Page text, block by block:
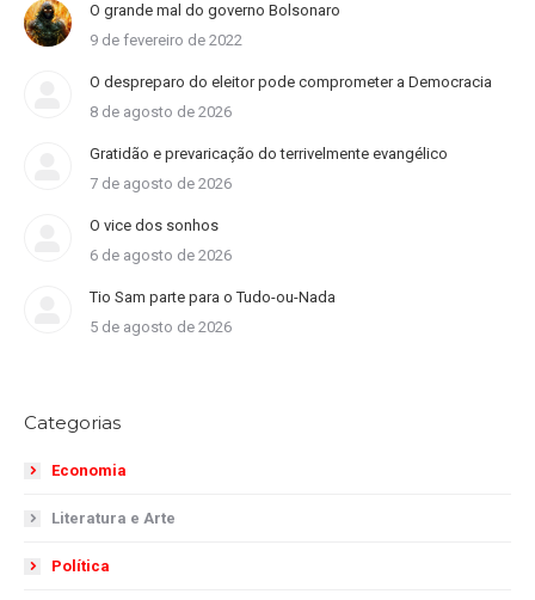
O grande mal do governo Bolsonaro
9 de fevereiro de 2022
O despreparo do eleitor pode comprometer a Democracia
8 de agosto de 2026
Gratidão e prevaricação do terrivelmente evangélico
7 de agosto de 2026
O vice dos sonhos
6 de agosto de 2026
Tio Sam parte para o Tudo-ou-Nada
5 de agosto de 2026
Categorias
Economia
Literatura e Arte
Política